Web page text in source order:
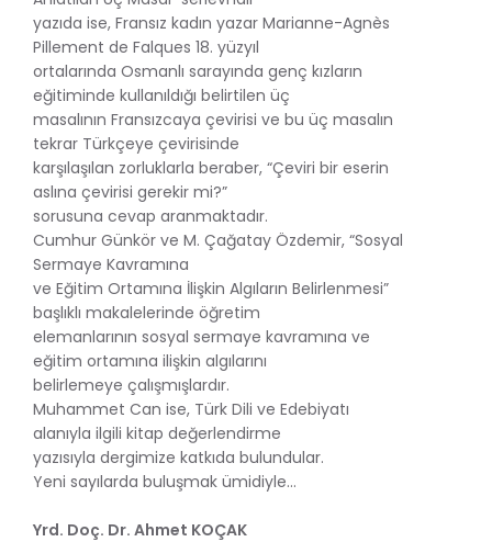
yazıda ise, Fransız kadın yazar Marianne-Agnès
Pillement de Falques 18. yüzyıl
ortalarında Osmanlı sarayında genç kızların
eğitiminde kullanıldığı belirtilen üç
masalının Fransızcaya çevirisi ve bu üç masalın
tekrar Türkçeye çevirisinde
karşılaşılan zorluklarla beraber, “Çeviri bir eserin
aslına çevirisi gerekir mi?”
sorusuna cevap aranmaktadır.
Cumhur Günkör ve M. Çağatay Özdemir, “Sosyal
Sermaye Kavramına
ve Eğitim Ortamına İlişkin Algıların Belirlenmesi”
başlıklı makalelerinde öğretim
elemanlarının sosyal sermaye kavramına ve
eğitim ortamına ilişkin algılarını
belirlemeye çalışmışlardır.
Muhammet Can ise, Türk Dili ve Edebiyatı
alanıyla ilgili kitap değerlendirme
yazısıyla dergimize katkıda bulundular.
Yeni sayılarda buluşmak ümidiyle…
Yrd. Doç. Dr. Ahmet KOÇAK